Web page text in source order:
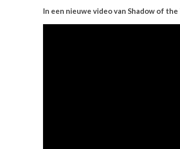
In een nieuwe video van Shadow of